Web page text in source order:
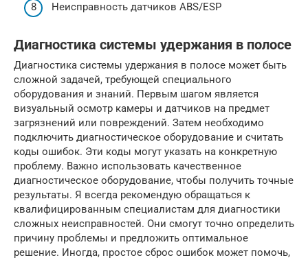
Неисправность датчиков ABS/ESP
Диагностика системы удержания в полосе
Диагностика системы удержания в полосе может быть
сложной задачей, требующей специального
оборудования и знаний. Первым шагом является
визуальный осмотр камеры и датчиков на предмет
загрязнений или повреждений. Затем необходимо
подключить диагностическое оборудование и считать
коды ошибок. Эти коды могут указать на конкретную
проблему. Важно использовать качественное
диагностическое оборудование, чтобы получить точные
результаты. Я всегда рекомендую обращаться к
квалифицированным специалистам для диагностики
сложных неисправностей. Они смогут точно определить
причину проблемы и предложить оптимальное
решение. Иногда, простое сброс ошибок может помочь,